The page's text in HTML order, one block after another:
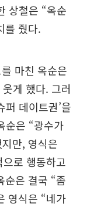
상철은 “옥순
를 줬다.
마친 옥순은
게 했다. 그러
퍼 데이트권’을
순은 “광수가
만, 영식은
로 행동하고
순은 결국 “좀
영식은 “네가